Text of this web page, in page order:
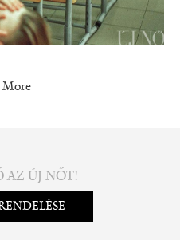
More
AZ ÚJ NŐT!